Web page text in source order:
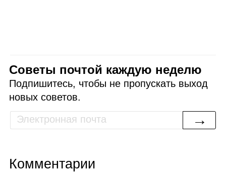
Советы почтой каждую неделю
Подпишитесь, чтобы не пропускать выход
новых советов.
→
Комментарии